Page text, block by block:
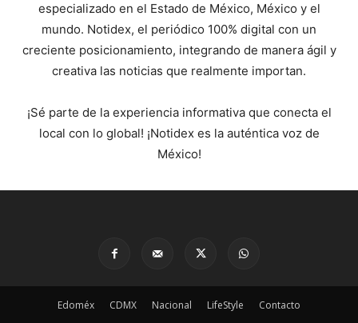
especializado en el Estado de México, México y el
mundo. Notidex, el periódico 100% digital con un
creciente posicionamiento, integrando de manera ágil y
creativa las noticias que realmente importan.
¡Sé parte de la experiencia informativa que conecta el
local con lo global! ¡Notidex es la auténtica voz de
México!
Edoméx CDMX Nacional LifeStyle Contacto